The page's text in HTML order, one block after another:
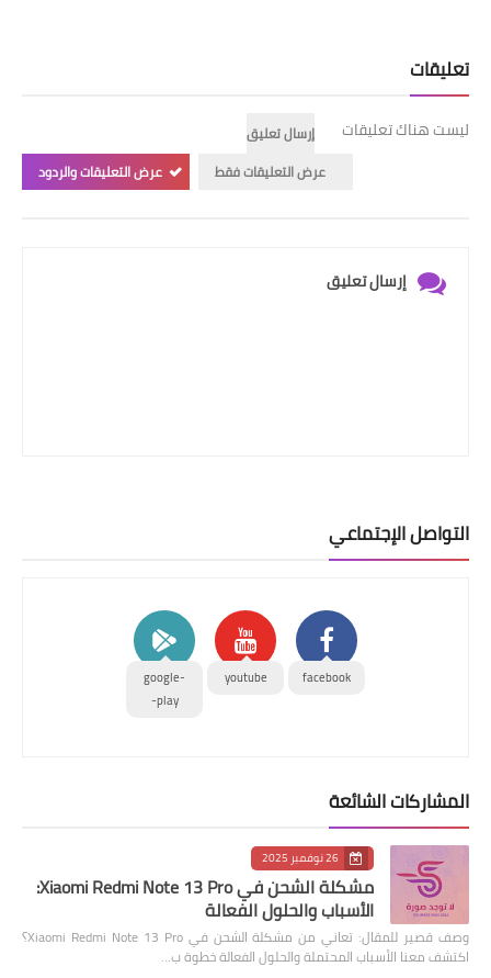
تعليقات
ليست هناك تعليقات
إرسال تعليق
عرض التعليقات فقط
عرض التعليقات والردود
إرسال تعليق
التواصل الإجتماعي
facebook
youtube
google-
play-
المشاركات الشائعة
26 نوفمبر 2025
مشكلة الشحن في Xiaomi Redmi Note 13 Pro:
الأسباب والحلول الفعالة
وصف قصير للمقال: تعاني من مشكلة الشحن في Xiaomi Redmi Note 13 Pro؟
اكتشف معنا الأسباب المحتملة والحلول الفعالة خطوة ب…